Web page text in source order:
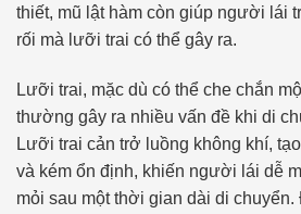
thiết, mũ lật hàm còn giúp người lái
rối mà lưỡi trai có thể gây ra.
Lưỡi trai, mặc dù có thể che chắn
thường gây ra nhiều vấn đề khi di
Lưỡi trai cản trở luồng không khí,
và kém ổn định, khiến người lái dễ
mỏi sau một thời gian dài di